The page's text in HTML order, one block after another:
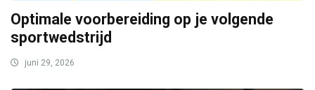
Optimale voorbereiding op je volgende
sportwedstrijd
juni 29, 2026